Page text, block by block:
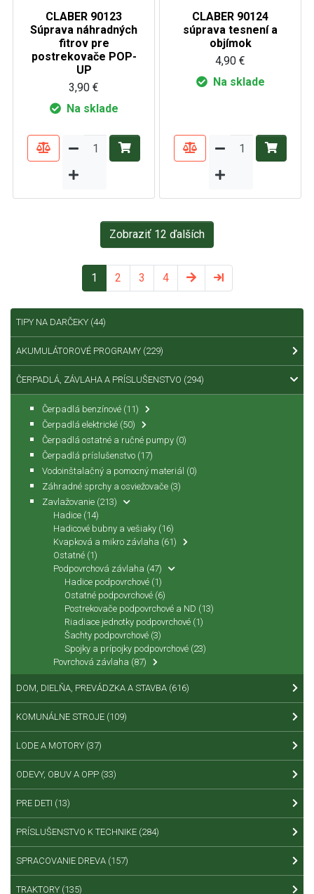
CLABER 90123
Súprava náhradných
fitrov pre
postrekovače POP-
UP
3,90 €
Na sklade
CLABER 90124
súprava tesnení a
objímok
4,90 €
Na sklade
Zobraziť 12 ďalších
1 2 3 4
TIPY NA DARČEKY (44)
AKUMULÁTOROVÉ PROGRAMY (229)
ČERPADLÁ, ZÁVLAHA A PRÍSLUŠENSTVO (294)
Čerpadlá benzínové (11)
Čerpadlá elektrické (50)
Čerpadlá ostatné a ručné pumpy (0)
Čerpadlá príslušenstvo (17)
Vodoinštalačný a pomocný materiál (0)
Záhradné sprchy a osviežovače (3)
Zavlažovanie (213)
Hadice (14)
Hadicové bubny a vešiaky (16)
Kvapková a mikro závlaha (61)
Ostatné (1)
Podpovrchová závlaha (47)
Hadice podpovrchové (1)
Ostatné podpovrchové (6)
Postrekovače podpovrchové a ND (13)
Riadiace jednotky podpovrchové (1)
Šachty podpovrchové (3)
Spojky a prípojky podpovrchové (23)
Povrchová závlaha (87)
DOM, DIELŇA, PREVÁDZKA A STAVBA (616)
KOMUNÁLNE STROJE (109)
LODE A MOTORY (37)
ODEVY, OBUV A OPP (33)
PRE DETI (13)
PRÍSLUŠENSTVO K TECHNIKE (284)
SPRACOVANIE DREVA (157)
TRAKTORY (135)